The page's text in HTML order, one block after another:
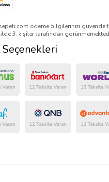
ödeme bilgilerinizi güvende
3. kişiler tarafından
Seçenekleri